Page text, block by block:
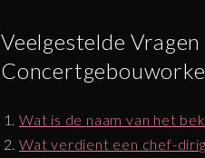
Veelgestelde
Wat is de naam van het
Wat verdient een chef-